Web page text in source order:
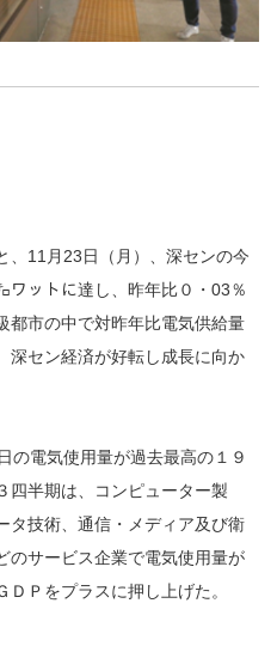
、11月23日（月）、深センの今
ワットに達し、昨年比０・03％
都市の中で対昨年比電気供給量
深セン経済が好転し成長に向か
の電気使用量が過去最高の１９
四半期は、コンピューター製
タ技術、通信・メディア及び衛
のサービス企業で電気使用量が
Ｐをプラスに押し上げた。